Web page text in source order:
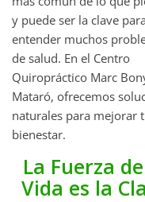
y puede ser la clave para
entender muchos
de salud. En el Centro
Quiropráctico Marc
Mataró, ofrecemos
naturales para mejorar
bienestar.
La Fuerza
Vida es la